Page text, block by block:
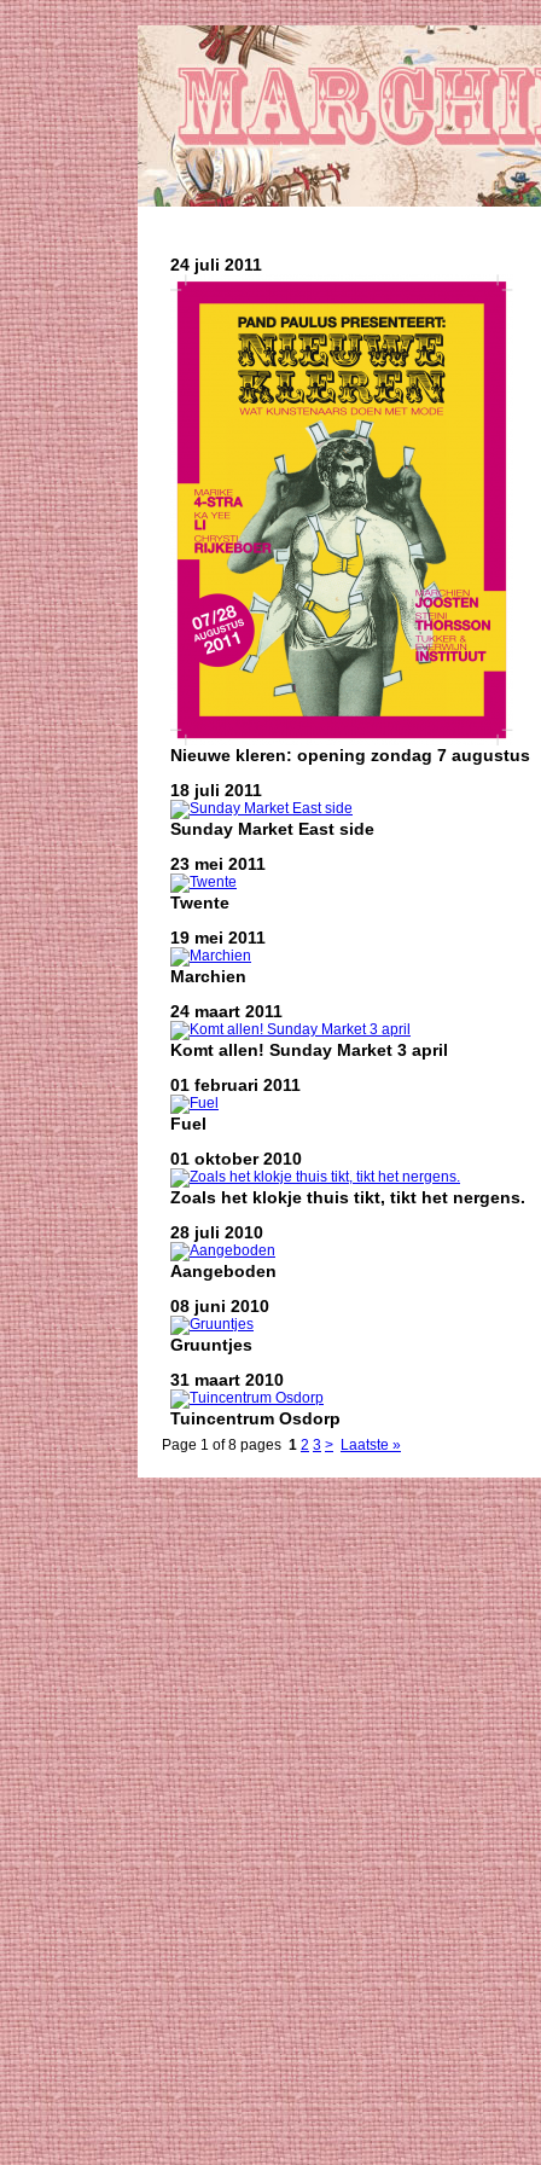
24 juli 2011
Nieuwe kleren: opening zondag 7 augustus
18 juli 2011
Sunday Market East side
23 mei 2011
Twente
19 mei 2011
Marchien
24 maart 2011
Komt allen! Sunday Market 3 april
01 februari 2011
Fuel
01 oktober 2010
Zoals het klokje thuis tikt, tikt het nergens.
28 juli 2010
Aangeboden
08 juni 2010
Gruuntjes
31 maart 2010
Tuincentrum Osdorp
Page 1 of 8 pages 1 2 3 > Laatste »